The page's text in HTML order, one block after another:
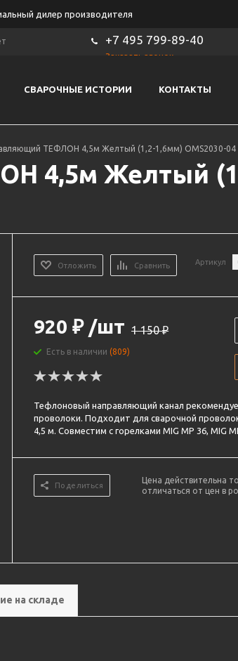
дилер производителя
+7 495 799-89-40
Заказать звонок
СВАРОЧНЫЕ ИСТОРИИ КОНТАКТЫ
ТЕФЛОН 4,5м Желтый (1,2-1,6мм) OMS2030-04
4,5м Желтый
Отложить Сравнить Артикул
920 ₽ /шт 1 150₽
Есть в наличии(809)
Тефлоновый направляющий канал
проволоки. Подходит для сварочной
4,5 м. Совместим с горелками MIG MP 36, MIG
Поделиться
Цена действительна
отличаться от цен в
на складе